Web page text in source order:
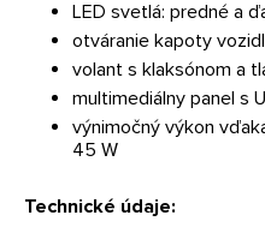
LED svetlá: predné a
otváranie kapoty
volant s klaksónom a
multimediálny panel s
výnimočný výkon
45 W
Technické údaje: